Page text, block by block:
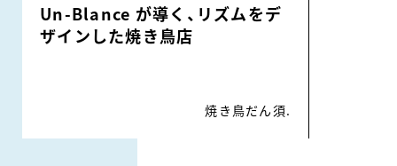
Un-Blance が導く、リズムをデ
ザインした焼き鳥店
焼き鳥だん須.